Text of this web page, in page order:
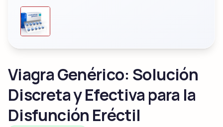
Viagra Genérico: Solución
Discreta y Efectiva para la
Disfunción Eréctil